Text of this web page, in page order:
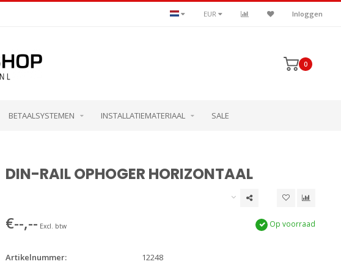
EUR Inloggen
0
BETAALSYSTEMEN INSTALLATIEMATERIAAL SALE
DIN-RAIL OPHOGER HORIZONTAAL
€--,-- Excl. btw Op voorraad
Artikelnummer: 12248